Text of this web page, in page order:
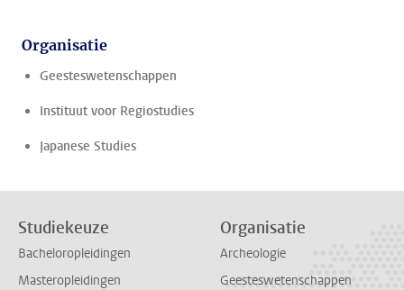
Organisatie
Geesteswetenschappen
Instituut voor Regiostudies
Japanese Studies
Studiekeuze
Bacheloropleidingen
Masteropleidingen
Organisatie
Archeologie
Geesteswetenschappen